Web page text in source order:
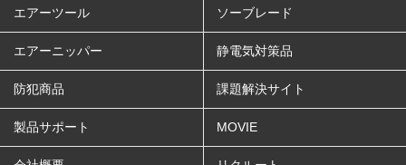
エアーツール ソーブレード
エアーニッパー 静電気対策品
防犯商品 課題解決サイト
製品サポート MOVIE